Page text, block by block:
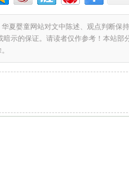
夏婴童网站对文中陈述、观点判断保
示的保证。请读者仅作参考！本站部